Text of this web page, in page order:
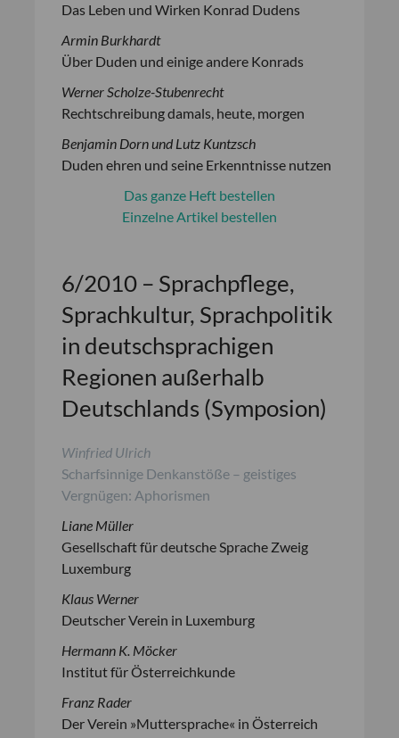
Das Leben und Wirken Konrad Dudens
Armin Burkhardt
Über Duden und einige andere Konrads
Werner Scholze-Stubenrecht
Rechtschreibung damals, heute, morgen
Benjamin Dorn und Lutz Kuntzsch
Duden ehren und seine Erkenntnisse nutzen
Das ganze Heft bestellen
Einzelne Artikel bestellen
6/2010 – Sprachpflege,
Sprachkultur, Sprachpolitik
in deutschsprachigen
Regionen außerhalb
Deutschlands (Symposion)
Winfried Ulrich
Scharfsinnige Denkanstöße – geistiges
Vergnügen: Aphorismen
Liane Müller
Gesellschaft für deutsche Sprache Zweig
Luxemburg
Klaus Werner
Deutscher Verein in Luxemburg
Hermann K. Möcker
Institut für Österreichkunde
Franz Rader
Der Verein »Muttersprache« in Österreich